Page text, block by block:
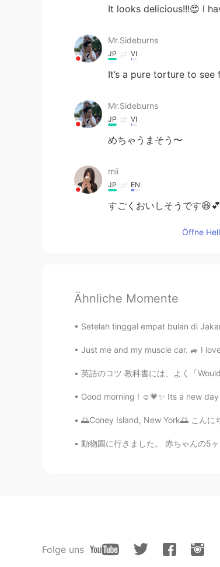
It looks delicious!!!😍 I
Mr.Sideburns
JP VI
It’s a pure torture to see
Mr.Sideburns
JP VI
めちゃうまそう〜
mii
JP EN
すごくおいしそうです😆💕
Öffne
Ähnliche Momente
Setelah tinggal empat bulan di
Just me and my muscle car. 🚙 I
英語のコツ 教科書には、よく「Would＝だろう」
Good morning ! ☺️💗✨ Its a new
🌅Coney Island, New York🌅 こんにちは。お元気ですか?
動物園に行きました。 赤ちゃんの5ヶ月のお祝いでした。 🎉🧸 ベ
Folge uns